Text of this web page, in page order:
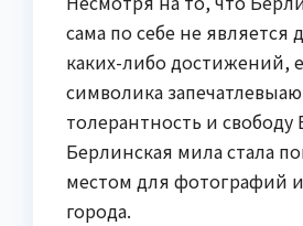
сама по себе не является
каких-либо достижений,
символика
толерантность и свободу
Берлинская мила стала
местом для фотографий
города.